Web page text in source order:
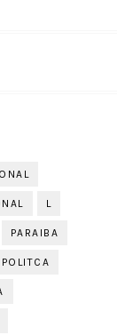
L
PARAIBA
POLITCA